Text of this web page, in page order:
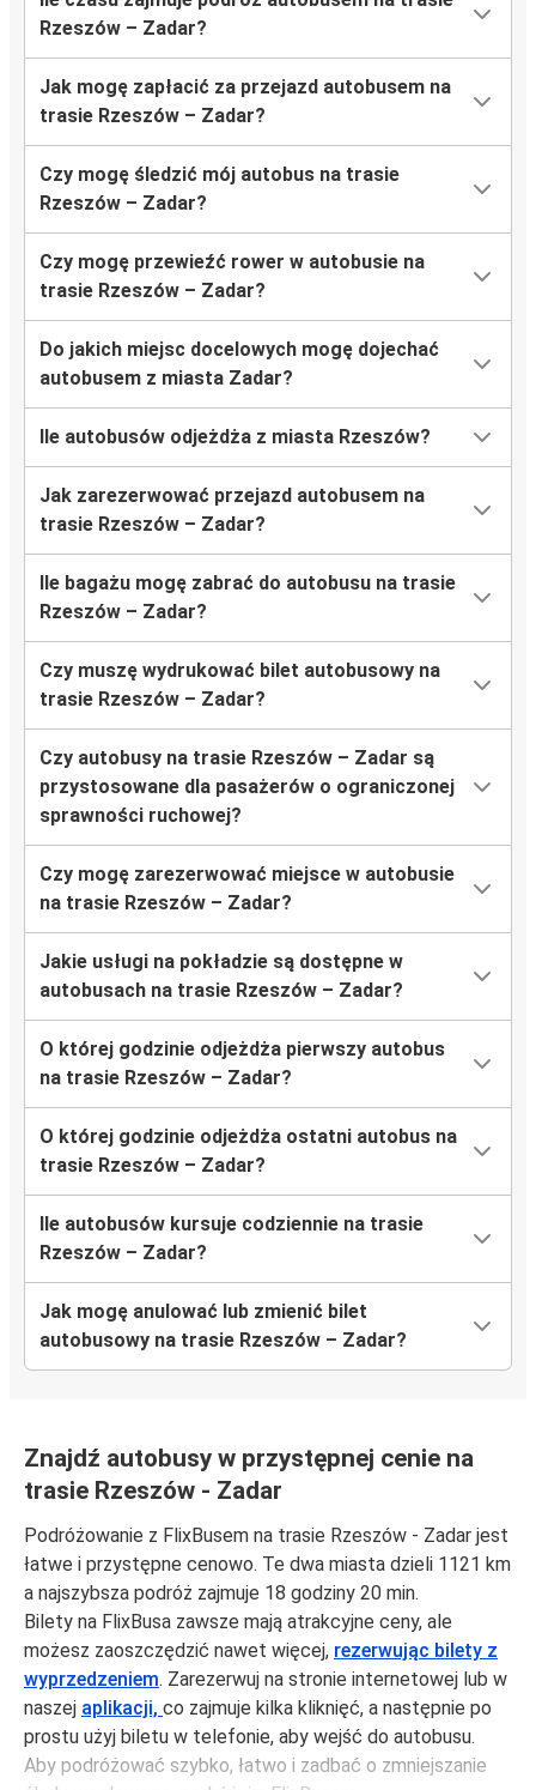
Rzeszów – Zadar?
Jak mogę zapłacić za przejazd autobusem na
trasie Rzeszów – Zadar?
Czy mogę śledzić mój autobus na trasie
Rzeszów – Zadar?
Czy mogę przewieźć rower w autobusie na
trasie Rzeszów – Zadar?
Do jakich miejsc docelowych mogę dojechać
autobusem z miasta Zadar?
Ile autobusów odjeżdża z miasta Rzeszów?
Jak zarezerwować przejazd autobusem na
trasie Rzeszów – Zadar?
Ile bagażu mogę zabrać do autobusu na trasie
Rzeszów – Zadar?
Czy muszę wydrukować bilet autobusowy na
trasie Rzeszów – Zadar?
Czy autobusy na trasie Rzeszów – Zadar są
przystosowane dla pasażerów o ograniczonej
sprawności ruchowej?
Czy mogę zarezerwować miejsce w autobusie
na trasie Rzeszów – Zadar?
Jakie usługi na pokładzie są dostępne w
autobusach na trasie Rzeszów – Zadar?
O której godzinie odjeżdża pierwszy autobus
na trasie Rzeszów – Zadar?
O której godzinie odjeżdża ostatni autobus na
trasie Rzeszów – Zadar?
Ile autobusów kursuje codziennie na trasie
Rzeszów – Zadar?
Jak mogę anulować lub zmienić bilet
autobusowy na trasie Rzeszów – Zadar?
Znajdź autobusy w przystępnej cenie na
trasie Rzeszów - Zadar
Podróżowanie z FlixBusem na trasie Rzeszów - Zadar jest
łatwe i przystępne cenowo. Te dwa miasta dzieli 1121 km
a najszybsza podróż zajmuje 18 godziny 20 min.
Bilety na FlixBusa zawsze mają atrakcyjne ceny, ale
możesz zaoszczędzić nawet więcej, rezerwując bilety z
wyprzedzeniem. Zarezerwuj na stronie internetowej lub w
naszej aplikacji, co zajmuje kilka kliknięć, a następnie po
prostu użyj biletu w telefonie, aby wejść do autobusu.
Aby podróżować szybko, łatwo i zadbać o zmniejszanie